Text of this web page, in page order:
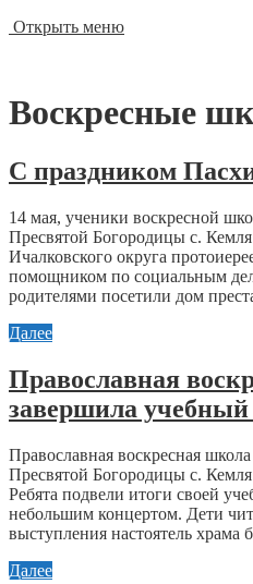
Открыть меню
Воскресные
С праздником
14 мая, ученики воскресной
Пресвятой Богородицы с.
Ичалковского округа
помощником по социальным
родителями посетили дом
Далее
Православная
завершила учебный
Православная воскресная
Пресвятой Богородицы с.
Ребята подвели итоги своей
небольшим концертом. Дети
выступления настоятель храма
Далее